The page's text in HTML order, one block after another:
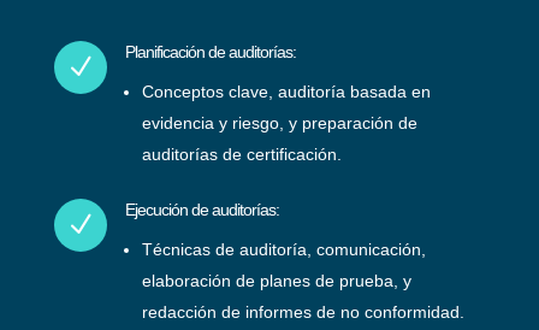
N Planificación de auditorías:
Conceptos clave, auditoría basada en
evidencia y riesgo, y preparación de
auditorías de certificación.
N Ejecución de auditorías:
Técnicas de auditoría, comunicación,
elaboración de planes de prueba, y
redacción de informes de no conformidad.